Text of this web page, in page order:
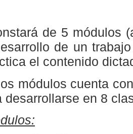
de 5 módulos
de un
el contenido
módulos cuenta
desarrollarse en 8